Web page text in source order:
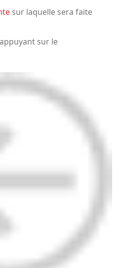
sur laquelle sera faite
sur le